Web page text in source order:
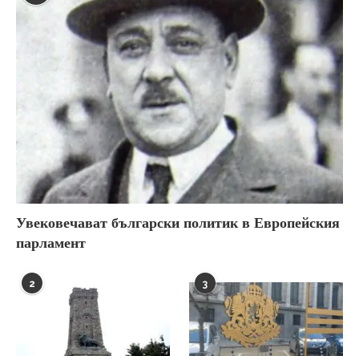
Увековечават български политик в Европейския
парламент
2 3